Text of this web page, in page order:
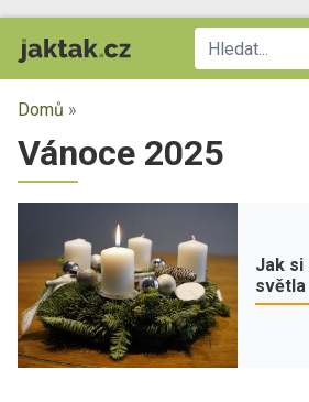
Domů »
Vánoce 2025
Jak si
světla